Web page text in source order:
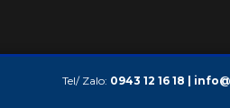
Tel/ Zalo: 0943 12 16 18 |